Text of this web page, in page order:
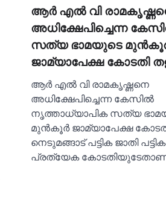
ആര്‍ എല്‍ വി
അധിക്ഷേപിച്ചെന്ന
സത്യ ഭാമയുടെ
ജാമ്യാപേക്ഷ കോടതി
ആര്‍ എല്‍ വി രാമകൃഷ്ണനെ
അധിക്ഷേപിച്ചെന്ന കേസില്‍
നൃത്താധ്യാപിക സത്യ
മുന്‍കൂര്‍ ജാമ്യാപേക്ഷ
നെടുമങ്ങാട് പട്ടിക ജാതി
പ്രത്യേക